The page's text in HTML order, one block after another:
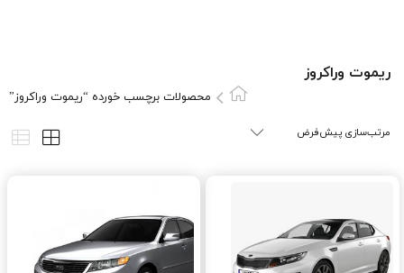
ريموت وراکروز
محصولات برچسب خورده “ريموت وراکروز”